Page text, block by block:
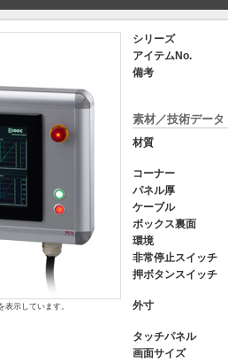
示しています。
シリーズ
アイテムNo.
備考
素材／技術データ
材質
コーナー
パネル厚
ケーブル
ボックス裏面
環境
非常停止スイッチ
押ボタンスイッチ
外寸
タッチパネル
画面サイズ